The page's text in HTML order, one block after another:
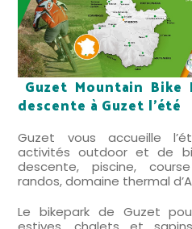
Guzet Mountain Bike
descente à Guzet l’été
Guzet vous accueille
activités outdoor et de
descente, piscine,
randos, domaine thermal
Le bikepark de Guzet